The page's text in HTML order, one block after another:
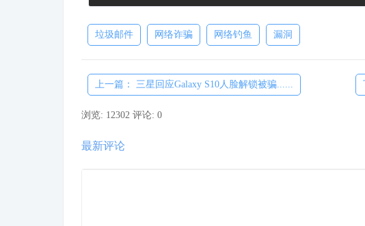
垃圾邮件 网络诈骗 网络钓鱼 漏洞
上一篇： 三星回应Galaxy S10人脸解锁被骗......
浏览: 12302 评论: 0
最新评论